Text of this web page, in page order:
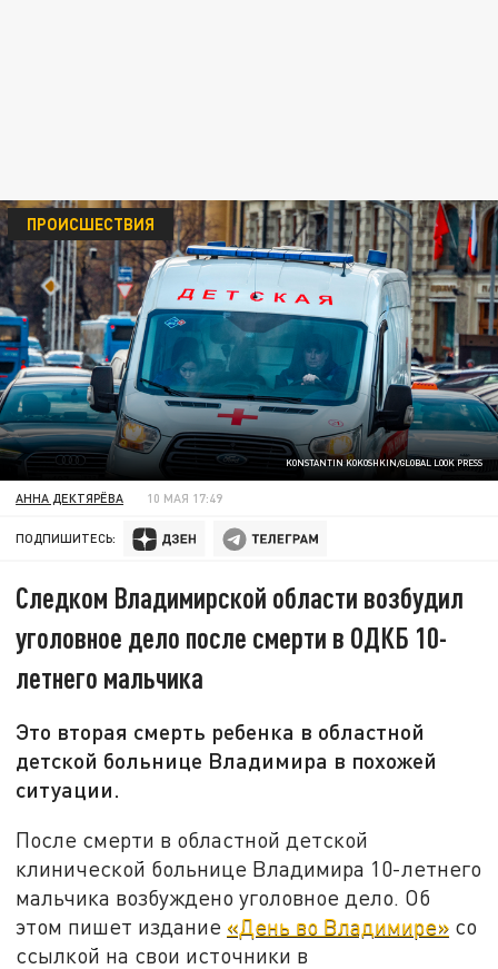
KONSTANTIN KOKOSHKIN/GLOBAL LOOK PRESS
ПРОИСШЕСТВИЯ
АННА ДЕКТЯРЁВА 10 МАЯ 17:49
ПОДПИШИТЕСЬ:
Следком Владимирской области возбудил
уголовное дело после смерти в ОДКБ 10-
летнего мальчика
Это вторая смерть ребенка в областной
детской больнице Владимира в похожей
ситуации.
После смерти в областной детской
клинической больнице Владимира 10-летнего
мальчика возбуждено уголовное дело. Об
этом пишет издание «День во Владимире» со
ссылкой на свои источники в